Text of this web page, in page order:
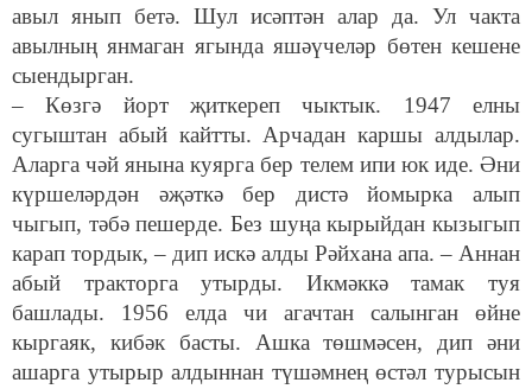
авыл янып бетә. Шул исәптән алар да. Ул чакта
авылның янмаган ягында яшәүчеләр бөтен кешене
сыендырган.
– Көзгә йорт җиткереп чыктык. 1947 елны
сугыштан абый кайтты. Арчадан каршы алдылар.
Аларга чәй янына куярга бер телем ипи юк иде. Әни
күршеләрдән әҗәткә бер дистә йомырка алып
чыгып, тәбә пешерде. Без шуңа кырыйдан кызыгып
карап тордык, – дип искә алды Рәйхана апа. – Аннан
абый тракторга утырды. Икмәккә тамак туя
башлады. 1956 елда чи агачтан салынган өйне
кыргаяк, кибәк басты. Ашка төшмәсен, дип әни
ашарга утырыр алдыннан түшәмнең өстәл турысын